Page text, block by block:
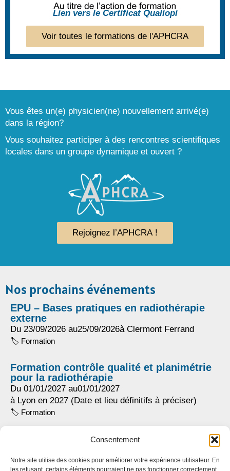
Consentement
Notre site utilise des cookies pour améliorer votre expérience utilisateur. En
les refusant, certains éléments pourraient ne pas fonctionner correctement.
Lien vers le Certificat Qualiopi
Voir toutes le formations de l'APHCRA
Vous êtes un(e) physicien(ne) nouvellement arrivé(e)
dans la région?
Vous souhaitez participer à des rencontres scientifiques
locales dans un groupe dynamique et ouvert ?
Rejoignez l’APHCRA !
Nos prochains événements
EPU – Bases pratiques en radiothérapie
externe
Du 23/09/2026 au25/09/2026à Clermont Ferrand
🏷️ Formation
Formation contrôle qualité et planimétrie
pour la radiothérapie
Du 01/01/2027 au01/01/2027
à Lyon en 2027 (Date et lieu définitifs à préciser)
🏷️ Formation
Le séminaire annuel de l’APHCRA
à Chalet l’Avenière, Les Contamines-Montjoie